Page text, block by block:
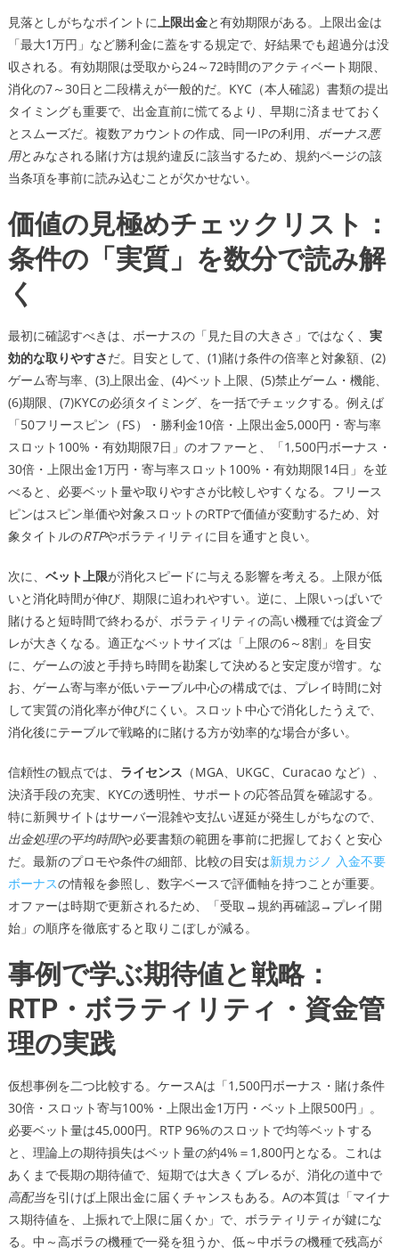
見落としがちなポイントに上限出金と有効期限がある。上限出金は
「最大1万円」など勝利金に蓋をする規定で、好結果でも超過分は没
収される。有効期限は受取から24～72時間のアクティベート期限、
消化の7～30日と二段構えが一般的だ。KYC（本人確認）書類の提出
タイミングも重要で、出金直前に慌てるより、早期に済ませておく
とスムーズだ。複数アカウントの作成、同一IPの利用、 ボーナス悪
用とみなされる賭け方は規約違反に該当するため、規約ページの該
当条項を事前に読み込むことが欠かせない。
価値の見極めチェックリスト：
条件の「実質」を数分で読み解
く
最初に確認すべきは、ボーナスの「見た目の大きさ」ではなく、 実
効的な取りやすさだ。目安として、(1)賭け条件の倍率と対象額、(2)
ゲーム寄与率、(3)上限出金、(4)ベット上限、(5)禁止ゲーム・機能、
(6)期限、(7)KYCの必須タイミング、を一括でチェックする。例えば
「50フリースピン（FS）・勝利金10倍・上限出金5,000円・寄与率
スロット100%・有効期限7日」のオファーと、「1,500円ボーナス・
30倍・上限出金1万円・寄与率スロット100%・有効期限14日」を並
べると、必要ベット量や取りやすさが比較しやすくなる。フリース
ピンはスピン単価や対象スロットのRTPで価値が変動するため、対
象タイトルのRTPやボラティリティに目を通すと良い。
次に、 ベット上限が消化スピードに与える影響を考える。上限が低
いと消化時間が伸び、期限に追われやすい。逆に、上限いっぱいで
賭けると短時間で終わるが、ボラティリティの高い機種では資金ブ
レが大きくなる。適正なベットサイズは「上限の6～8割」を目安
に、ゲームの波と手持ち時間を勘案して決めると安定度が増す。な
お、ゲーム寄与率が低いテーブル中心の構成では、プレイ時間に対
して実質の消化率が伸びにくい。スロット中心で消化したうえで、
消化後にテーブルで戦略的に賭ける方が効率的な場合が多い。
信頼性の観点では、 ライセンス （MGA、UKGC、Curacao など）、
決済手段の充実、KYCの透明性、サポートの応答品質を確認する。
特に新興サイトはサーバー混雑や支払い遅延が発生しがちなので、
出金処理の平均時間や必要書類の範囲を事前に把握しておくと安心
だ。最新のプロモや条件の細部、比較の目安は新規カジノ 入金不要
ボーナスの情報を参照し、数字ベースで評価軸を持つことが重要。
オファーは時期で更新されるため、「受取→規約再確認→プレイ開
始」の順序を徹底すると取りこぼしが減る。
事例で学ぶ期待値と戦略：
RTP・ボラティリティ・資金管
理の実践
仮想事例を二つ比較する。ケースAは「1,500円ボーナス・賭け条件
30倍・スロット寄与100%・上限出金1万円・ベット上限500円」。
必要ベット量は45,000円。RTP 96%のスロットで均等ベットする
と、理論上の期待損失はベット量の約4%＝1,800円となる。これは
あくまで長期の期待値で、短期では大きくブレるが、消化の道中で
高配当を引けば上限出金に届くチャンスもある。Aの本質は「マイナ
ス期待値を、上振れで上限に届くか」で、ボラティリティが鍵にな
る。中～高ボラの機種で一発を狙うか、低～中ボラの機種で残高が